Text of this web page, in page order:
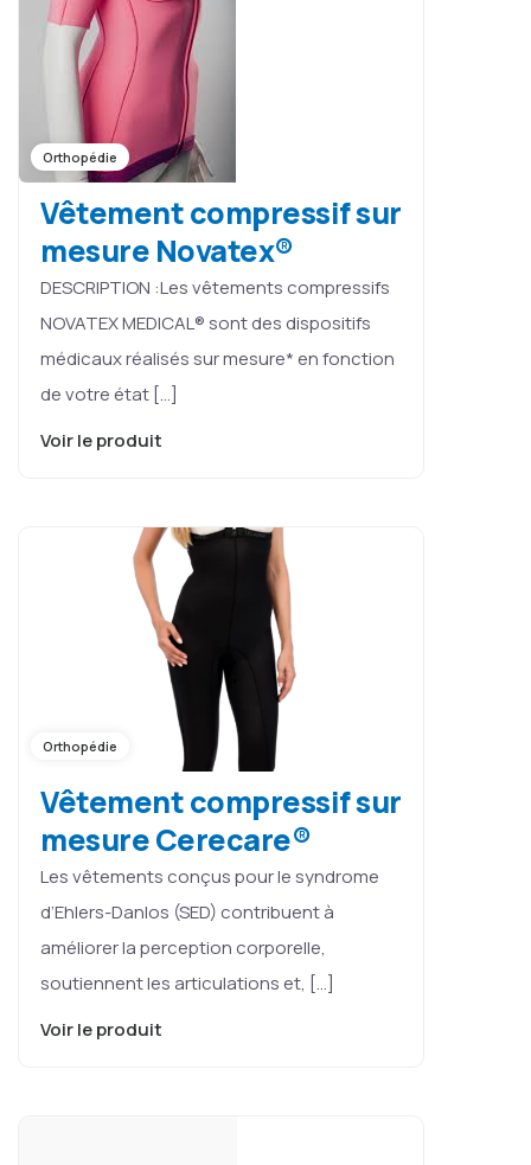
Orthopédie
Vêtement compressif sur
mesure Novatex®
DESCRIPTION :Les vêtements compressifs
NOVATEX MEDICAL® sont des dispositifs
médicaux réalisés sur mesure* en fonction
de votre état […]
Voir le produit
Orthopédie
Vêtement compressif sur
mesure Cerecare®
Les vêtements conçus pour le syndrome
d’Ehlers-Danlos (SED) contribuent à
améliorer la perception corporelle,
soutiennent les articulations et, […]
Voir le produit